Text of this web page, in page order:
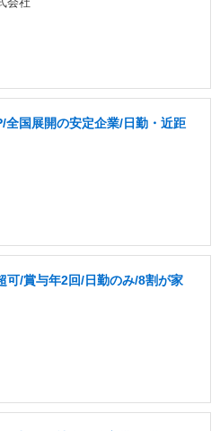
全国展開の安定企業/日勤・近距
可/賞与年2回/日勤のみ/8割が家